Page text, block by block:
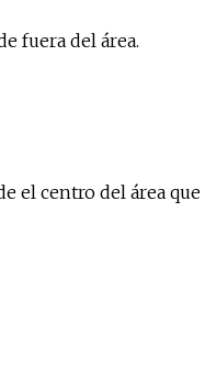
fuera del área.
el centro del área que